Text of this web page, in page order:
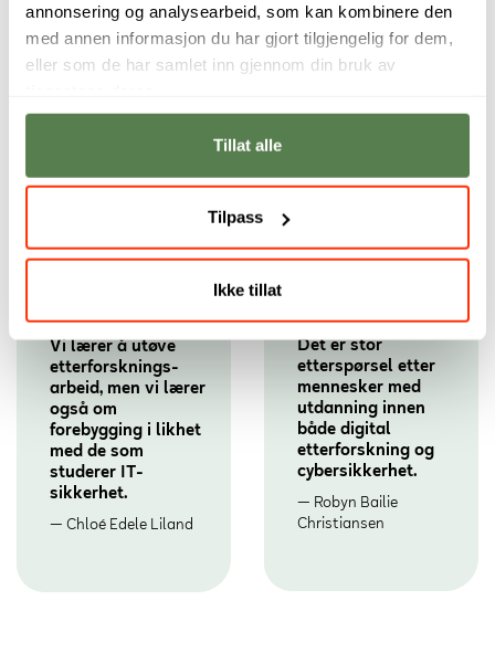
annonsering og analysearbeid, som kan kombinere den
med annen informasjon du har gjort tilgjengelig for dem,
eller som de har samlet inn gjennom din bruk av
Tillat alle
Tilpass
Ikke tillat
Intervju med våre studenter
Vi lærer å utøve
etterforsknings­
arbeid, men vi lærer
også om
forebygging i likhet
med de som
studerer IT-
sikkerhet.
Chloé Edele Liland
Det er stor
etterspørsel etter
mennesker med
utdanning innen
både digital
etterforskning og
cybersikkerhet.
Robyn Bailie
Christiansen